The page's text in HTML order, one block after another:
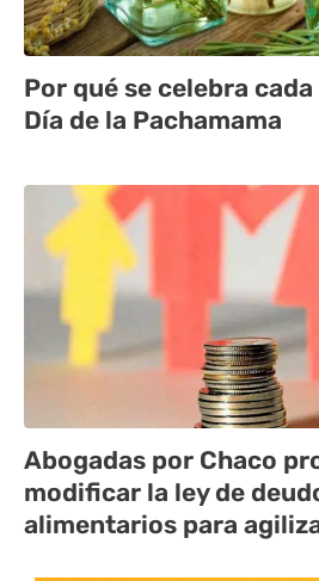
Por qué se celebra
Día de la Pachamama
Abogadas por Chaco
modificar la ley de
alimentarios para